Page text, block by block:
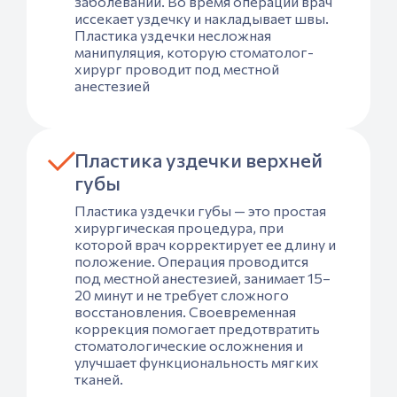
иссекает уздечку и накладывает швы.
Пластика уздечки несложная
манипуляция, которую стоматолог-
хирург проводит под местной
анестезией
Пластика уздечки верхней
губы
Пластика уздечки губы — это простая
хирургическая процедура, при
которой врач корректирует ее длину и
положение. Операция проводится
под местной анестезией, занимает 15–
20 минут и не требует сложного
восстановления. Своевременная
коррекция помогает предотвратить
стоматологические осложнения и
улучшает функциональность мягких
тканей.